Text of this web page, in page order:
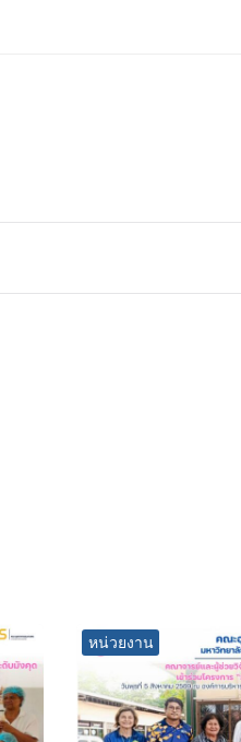
หน่วยงาน